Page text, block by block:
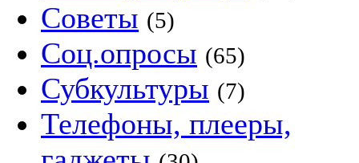
Советы (5)
Соц.опросы (65)
Субкультуры (7)
Телефоны, плееры,